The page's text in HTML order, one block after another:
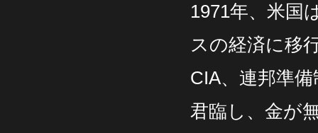
1971年、米国
スの経済に移
CIA、連邦準
君臨し、金が